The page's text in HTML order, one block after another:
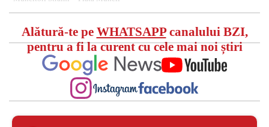
Alătură-te pe WHATSAPPcanalului BZI,
pentru a fi la curent cu cele mai noi știri